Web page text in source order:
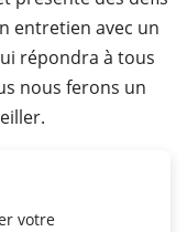
entretien avec un
répondra à tous
nous ferons un
votre